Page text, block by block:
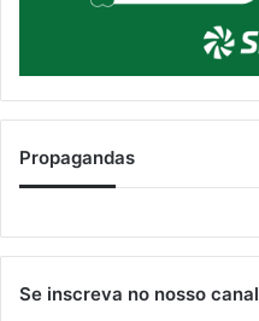
Propagandas
Se inscreva no nosso canal